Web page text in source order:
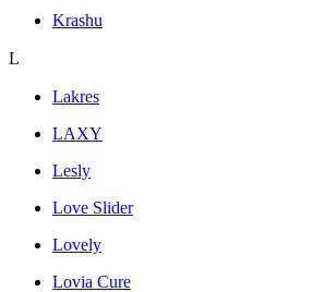
Krashu
L
Lakres
LAXY
Lesly
Love Slider
Lovely
Lovia Cure